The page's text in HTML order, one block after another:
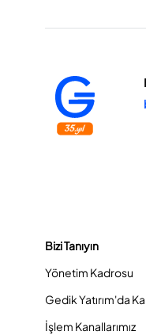
Bizi Tanıyın
Yönetim Kadrosu
Gedik Yatırım'da
İşlem Kanallarımız